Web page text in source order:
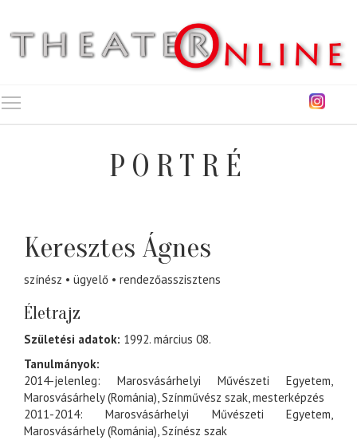
PORTRÉ
Keresztes Ágnes
színész ügyelő rendezőasszisztens
Életrajz
Születési adatok: 1992. március 08.
Tanulmányok:
2014-jelenleg: Marosvásárhelyi Művészeti Egyetem,
Marosvásárhely (Románia), Színművész szak, mesterképzés
2011-2014: Marosvásárhelyi Művészeti Egyetem,
Marosvásárhely (Románia), Színész szak